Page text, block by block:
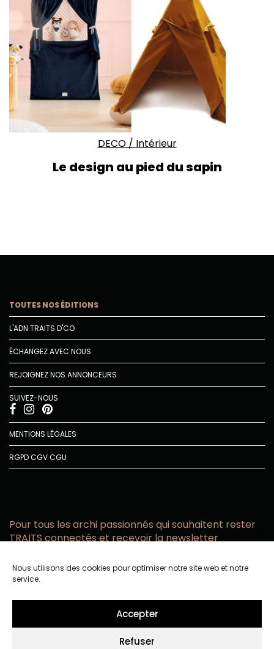
Nous utilisons des cookies pour optimiser notre site web et notre
service.
Accepter
Refuser
DECO/ Intérieur
Le design au pied du sapin
TOUTES NOS ÉDITIONS
L'ADN TRAITS D'CO
ÉCHANGEZ AVEC NOUS
REJOIGNEZ NOS ANNONCEURS
SUIVEZ-NOUS
MENTIONS LÉGALES
RGPDCGVCGU
Pour tous les archi passionnés qui souhaitent rester
TRAITS connectés et recevoir la newsletter
email
confidentialité.